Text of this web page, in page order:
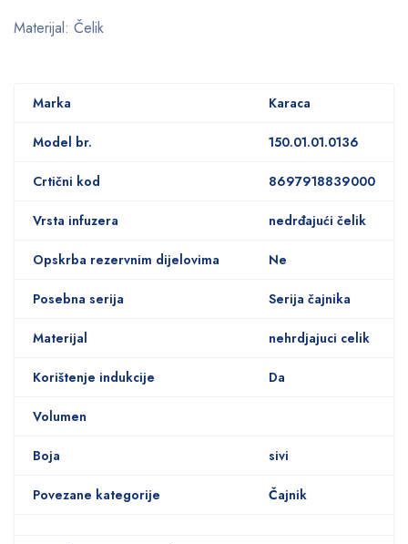
Materijal: Čelik
Marka Karaca
Model br. 150.01.01.0136
Crtični kod 8697918839000
Vrsta infuzera nedrđajući čelik
Opskrba rezervnim dijelovima Ne
Posebna serija Serija čajnika
Materijal nehrdjajuci celik
Korištenje indukcije Da
Volumen
Boja sivi
Povezane kategorije Čajnik